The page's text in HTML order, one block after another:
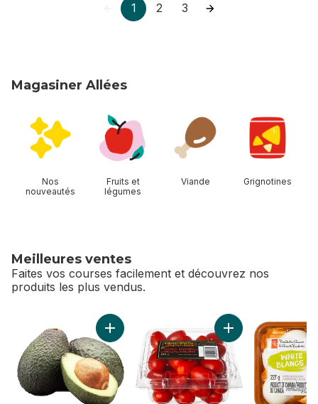
1 2 3
Magasiner Allées
Nos
nouveautés
Fruits et
légumes
Viande Grignotines
Meilleures ventes
Faites vos courses facilement et découvrez nos
produits les plus vendus.
sauter Meilleures ventes
Ajouter Avocats au panierAjouter Tomates